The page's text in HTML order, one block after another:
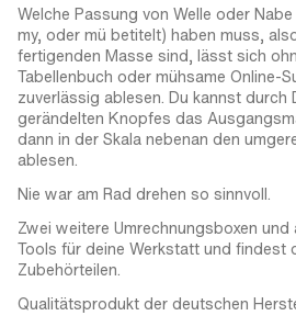
Welche Passung von Welle oder
my, oder mü betitelt) haben muss,
fertigenden Masse sind, lässt sich
Tabellenbuch oder mühsame Online-
zuverlässig ablesen. Du kannst durch
gerändelten Knopfes das
dann in der Skala nebenan den
ablesen.
Nie war am Rad drehen so sinnvoll.
Zwei weitere Umrechnungsboxen
Tools für deine Werkstatt und findest
Zubehörteilen.
Qualitätsprodukt der deutschen